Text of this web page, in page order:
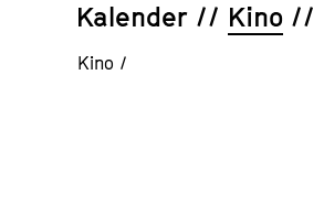
Kalender Kino
Kino /